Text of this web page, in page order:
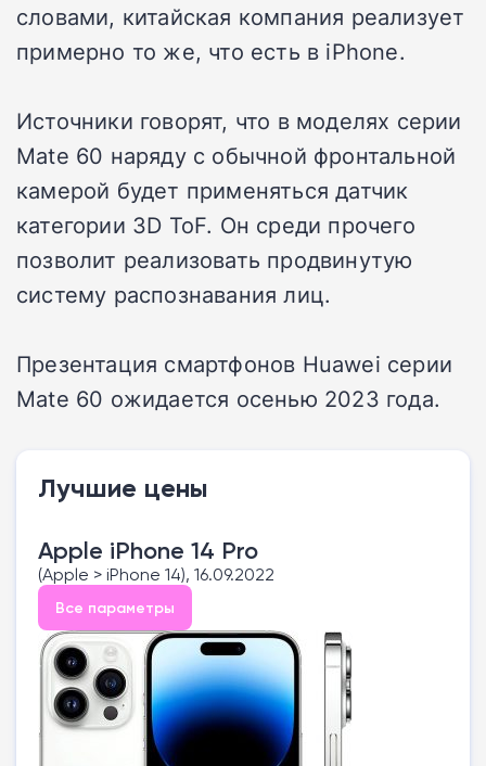
словами, китайская компания реализует
примерно то же, что есть в iPhone.
Источники говорят, что в моделях серии
Mate 60 наряду с обычной фронтальной
камерой будет применяться датчик
категории 3D ToF. Он среди прочего
позволит реализовать продвинутую
систему распознавания лиц.
Презентация смартфонов Huawei серии
Mate 60 ожидается осенью 2023 года.
Лучшие цены
Apple iPhone 14 Pro
(Apple > iPhone 14), 16.09.2022
Все параметры